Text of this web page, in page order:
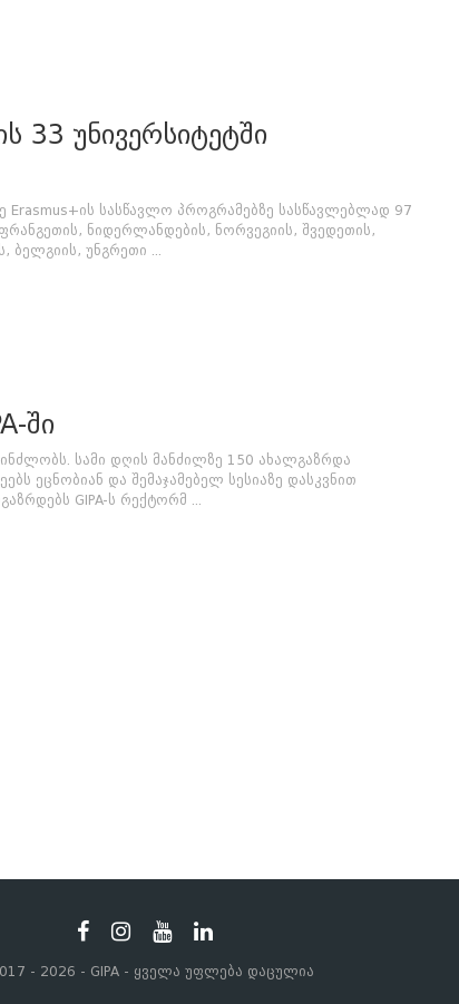
33 უნივერსიტეტში
Erasmus+ის სასწავლო პროგრამებზე სასწავლებლად 97
ნიდერლანდების, ნორვეგიის, შვედეთის,
ბელგიის, უნგრეთი ...
ში
სამი დღის მანძილზე 150 ახალგაზრდა
ეცნობიან და შემაჯამებელ სესიაზე დასკვნით
GIPA-ს რექტორმ ...
- 2026 - GIPA - ყველა უფლება დაცულია